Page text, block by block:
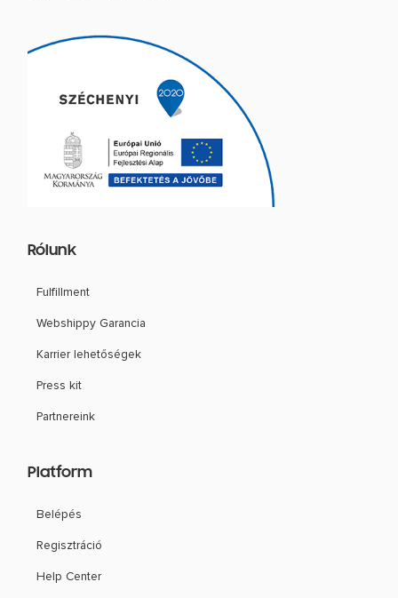
e
u
b
s
g
a
m
k
e
d
n
Rólunk
Fulfillment
Webshippy Garancia
Karrier lehetőségek
Press kit
Partnereink
Platform
Belépés
Regisztráció
Help Center